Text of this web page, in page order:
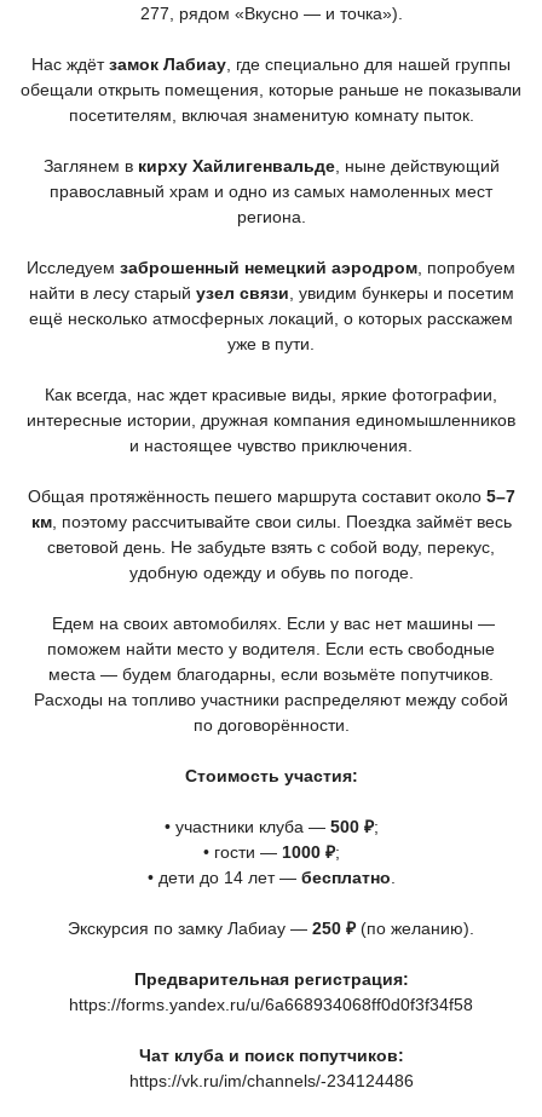
277, рядом «Вкусно— и точка»).
Нас ждётзамок Лабиау , где специально для нашей группы
обещали открыть помещения, которые раньше не показывали
посетителям, включая знаменитую комнату пыток.
Заглянем в кирху Хайлигенвальде, ныне действующий
православный храм и одно из самых намоленных мест
региона.
Исследуем заброшенный немецкий аэродром , попробуем
найти в лесу старый узел связи , увидим бункеры и посетим
ещё несколько атмосферных локаций, о которых расскажем
уже в пути.
Как всегда, нас ждет красивые виды, яркие фотографии,
интересные истории, дружная компания единомышленников
и настоящее чувство приключения.
Общая протяжённость пешего маршрута составит около 5–7
км, поэтому рассчитывайте свои силы. Поездка займёт весь
световой день. Не забудьте взять с собой воду, перекус,
удобную одежду и обувь по погоде.
Едем на своих автомобилях. Если у вас нет машины —
поможем найти место у водителя. Если есть свободные
места — будем благодарны, если возьмёте попутчиков.
Расходы на топливо участники распределяют между собой
по договорённости.
Стоимость участия:
• участники клуба — 500 ₽;
• гости — 1000 ₽;
• дети до 14 лет — бесплатно
Экскурсия по замку Лабиау — 250 ₽ (по желанию).
Предварительная регистрация:
https://forms.yandex.ru/u/6a668934068ff0d0f3f34f58
Чат клуба и поиск попутчиков:
https://vk.ru/im/channels/-234124486